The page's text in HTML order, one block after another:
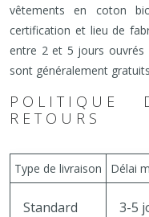
vêtements en coton
certification et lieu de
entre 2 et 5 jours ouvrés
sont généralement
POLITIQUE
RETOURS
Type de livraison Délai
Standard 3-5